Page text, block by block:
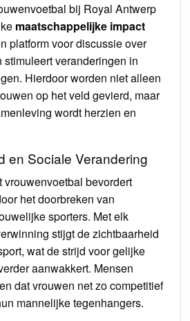
bij Royal Antwerp
maatschappelijke impact
platform voor discussie over
veranderingen in
Hierdoor worden niet alleen
op het veld gevierd, maar
wordt herzien en
en Sociale Verandering
vrouwenvoetbal bevordert
het doorbreken van
sporters. Met elk
stijgt de zichtbaarheid
wat de strijd voor gelijke
aanwakkert. Mensen
dat vrouwen net zo competitief
mannelijke tegenhangers.